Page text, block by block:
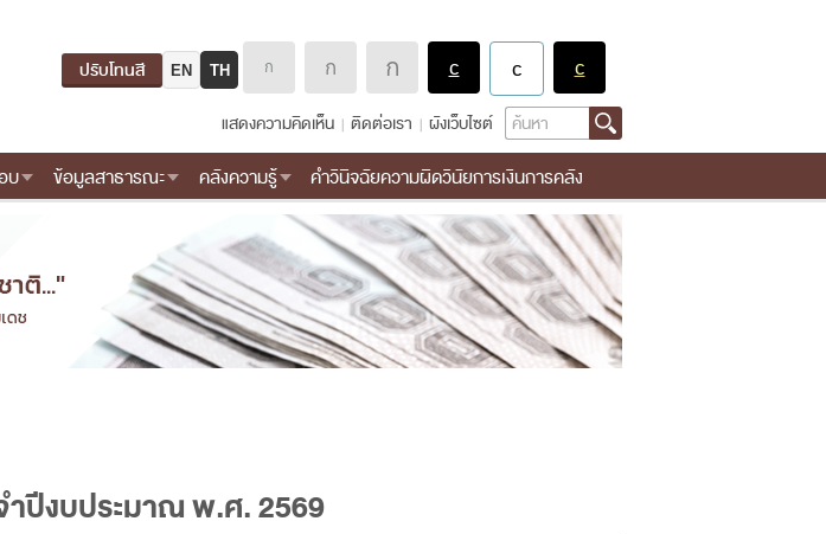
ปรับโทนสี EN TH
Search
แสดงความคิดเห็น ติดต่อเรา ผังเว็บไซต์
บ ข้อมูลสาธารณะ คลังความรู้ คำวินิจฉัยความผิดวินัยการเงินการคลัง
ำปีงบประมาณ พ.ศ. 2569